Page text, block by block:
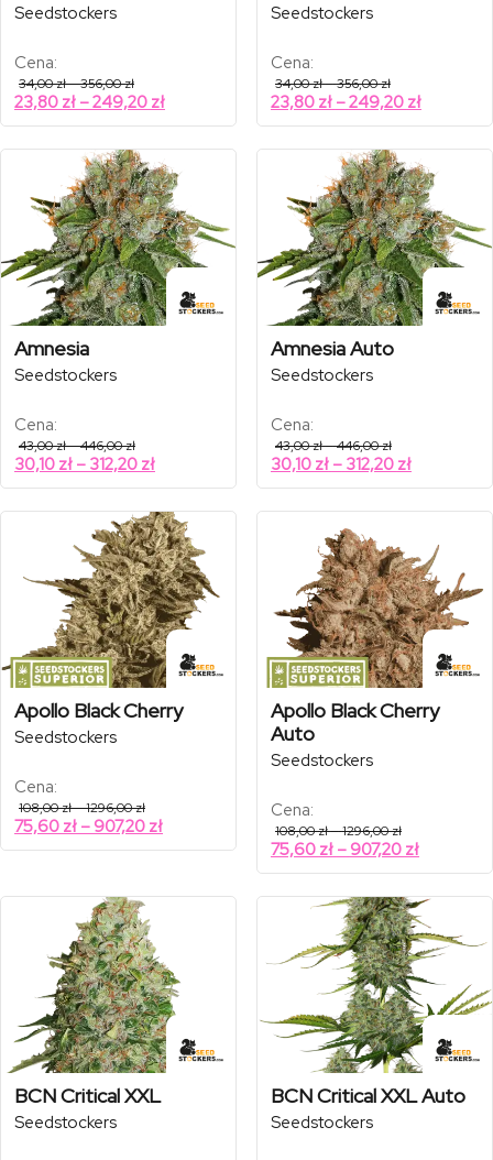
Seedstockers
Cena:
34,00zł–356,00złZakres
cen:
od
34,00 zł
356,00 zł
23,80 zł –249,20 złZakres
cen:
23,80 zł
do
249,20 zł
Seedstockers
Cena:
34,00zł–356,00złZakres
cen:
od
34,00 zł
356,00 zł
23,80 zł –249,20 złZakres
cen:
23,80 zł
do
249,20 zł
Amnesia
Seedstockers
Cena:
43,00zł–446,00złZakres
cen:
od
43,00 zł
446,00 zł
30,10 zł – 312,20 złZakres
cen:
30,10 zł
do
312,20 zł
Amnesia Auto
Seedstockers
Cena:
43,00zł–446,00złZakres
cen:
od
43,00 zł
30,10 zł – 312,20 złZakres
cen:
312,20 zł
Apollo Black Cherry
Seedstockers
Cena:
108,00zł–1296,00złZakres
cen:
od
108,00 zł
75,60 zł – 907,20 złZakres
cen:
Apollo Black Cherry
Auto
Seedstockers
Cena:
108,00zł–1296,00złZakres
cen:
od
108,00 zł
1296,00 zł
75,60 zł – 907,20 złZakres
cen:
75,60 zł
do
907,20 zł
BCN Critical XXL
Seedstockers
BCN Critical XXL Auto
Seedstockers